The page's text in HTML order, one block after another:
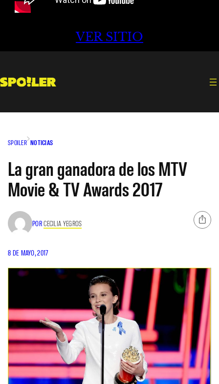
VER SITIO
SPOILER NOTICIAS
La gran ganadora de los MTV
Movie & TV Awards 2017
PORCECILIA YEGROS
8 DE MAYO, 2017